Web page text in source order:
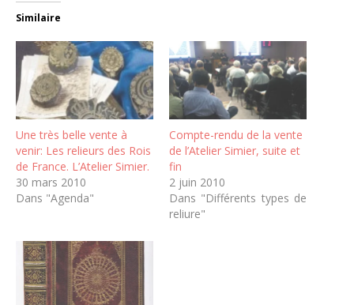
Similaire
Une très belle vente à
venir: Les relieurs des Rois
de France. L’Atelier Simier.
30 mars 2010
Dans "Agenda"
Compte-rendu de la vente
de l’Atelier Simier, suite et
fin
2 juin 2010
Dans "Différents types de
reliure"